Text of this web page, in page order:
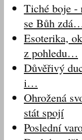
Tiché boje -
se Bůh
Esoterika,
z pohledu…
Důvěřivý
i…
Ohrožená
stát spojí
Poslední